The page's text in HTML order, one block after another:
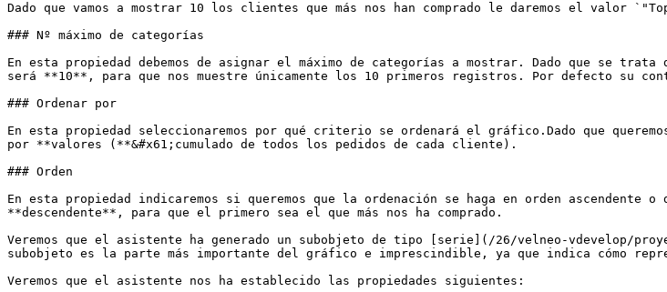
Dado que vamos a mostrar 10 los clientes que más nos han comprado le daremos el valor
### Nº máximo de categorías
En esta propiedad debemos de asignar el máximo de categorías a mostrar. Dado que se
será **10**, para que nos muestre únicamente los 10 primeros registros. Por defecto su
### Ordenar por
En esta propiedad seleccionaremos por qué criterio se ordenará el gráfico.Dado que
por **valores (**&#x61;cumulado de todos los pedidos de cada cliente).
### Orden
En esta propiedad indicaremos si queremos que la ordenación se haga en orden ascendente
**descendente**, para que el primero sea el que más nos ha comprado.
Veremos que el asistente ha generado un subobjeto de tipo [serie](/26/velneo-vdevelop/
subobjeto es la parte más importante del gráfico e imprescindible, ya que indica cómo
Veremos que el asistente nos ha establecido las propiedades siguientes: